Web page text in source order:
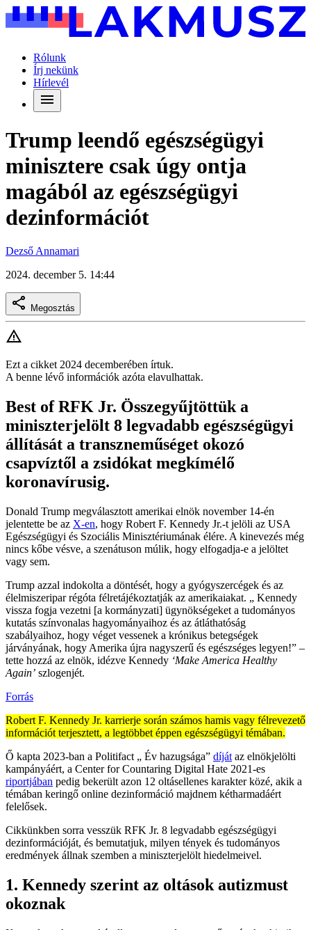
Rólunk
Írj nekünk
Hírlevél
Trump leendő egészségügyi
minisztere csak úgy ontja
magából az egészségügyi
dezinformációt
Dezső Annamari
2024. december 5. 14:44
Megosztás
Ezt a cikket 2024 decemberében írtuk.
A benne lévő információk azóta elavulhattak.
Best of RFK Jr. Összegyűjtöttük a
miniszterjelölt 8 legvadabb egészségügyi
állítását a transzneműséget okozó
csapvíztől a zsidókat megkímélő
koronavírusig.
Donald Trump megválasztott amerikai elnök november 14-én
jelentette be az X-en, hogy Robert F. Kennedy Jr.-t jelöli az USA
Egészségügyi és Szociális Minisztériumának élére. A kinevezés még
nincs kőbe vésve, a szenátuson múlik, hogy elfogadja-e a jelöltet
vagy sem.
Trump azzal indokolta a döntését, hogy a gyógyszercégek és az
élelmiszeripar régóta félretájékoztatják az amerikaiakat. „ Kennedy
vissza fogja vezetni [a kormányzati] ügynökségeket a tudományos
kutatás színvonalas hagyományaihoz és az átláthatóság
szabályaihoz, hogy véget vessenek a krónikus betegségek
járványának, hogy Amerika újra nagyszerű és egészséges legyen!” –
tette hozzá az elnök, idézve Kennedy ‘Make America Healthy
Again’ szlogenjét.
Forrás
Robert F. Kennedy Jr. karrierje során számos hamis vagy félrevezető
információt terjesztett, a legtöbbet éppen egészségügyi témában.
Ő kapta 2023-ban a Politifact „ Év hazugsága” díját az elnökjelölti
kampányáért, a Center for Countaring Digital Hate 2021-es
riportjában pedig bekerült azon 12 oltásellenes karakter közé, akik a
témában keringő online dezinformáció majdnem kétharmadáért
felelősek.
Cikkünkben sorra vesszük RFK Jr. 8 legvadabb egészségügyi
dezinformációját, és bemutatjuk, milyen tények és tudományos
eredmények állnak szemben a miniszterjelölt hiedelmeivel.
1. Kennedy szerint az oltások autizmust
okoznak